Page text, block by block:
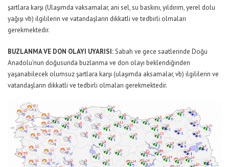
şartlara karşı (Ulaşımda vaksamalar, ani sel, su baskını, yıldırım, yerel dolu
yağışı vb) ilgililerin ve vatandaşların dikkatli ve tedbirli olmaları
gerekmektedir.
BUZLANMA VE DON OLAYI UYARISI:Sabah ve gece saatlerinde Doğu
Anadolu’nun doğusunda buzlanma ve don olayı beklendiğinden
yaşanabilecek olumsuz şartlara karşı (ulaşımda aksamalar, vb) ilgililerin ve
vatandaşların dikkatli ve tedbirli olmaları gerekmektedir.